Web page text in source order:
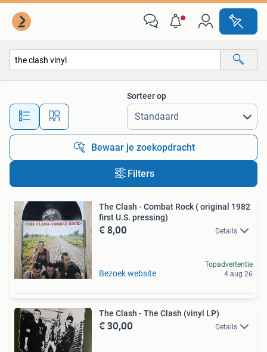
Alle afstanden…
Sorteer op
Bewaar je zoekopdracht
Filters
The Clash - Combat Rock ( original 1982
first U.S. pressing)
€ 8,00 Details
Bezoek website
Topadvertentie
4 aug 26
The Clash - The Clash (vinyl LP)
€ 30,00 Details